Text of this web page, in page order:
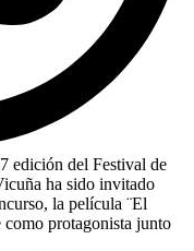
edición del Festival de
ha sido invitado
la película ¨El
como protagonista junto